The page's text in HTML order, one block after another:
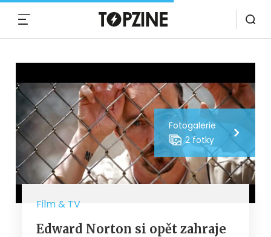
Fotogalerie
2 fotky
Film & TV
Edward Norton si opět zahraje